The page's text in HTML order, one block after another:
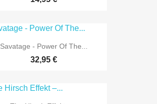
Savatage - Power Of The...
32,95 €